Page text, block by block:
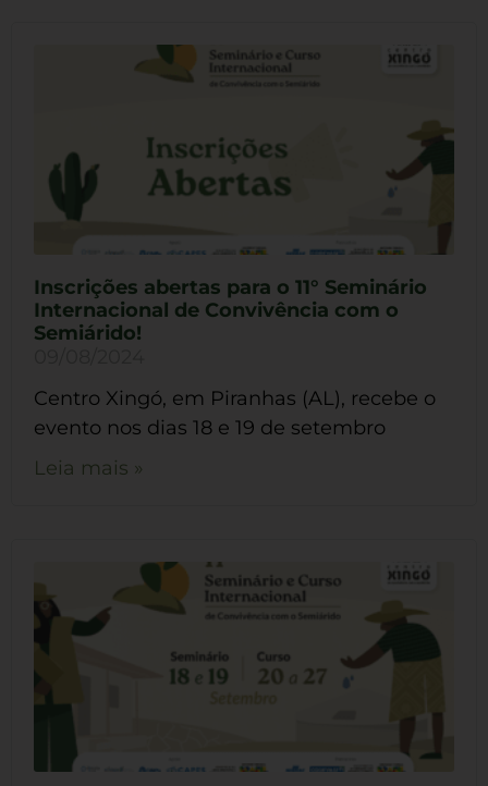
Inscrições abertas para o 11° Seminário
Internacional de Convivência com o
Semiárido!
Centro Xingó, em Piranhas (AL), recebe o
evento nos dias 18 e 19 de setembro
Leia mais »